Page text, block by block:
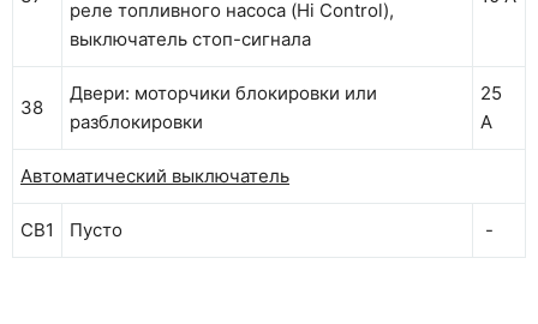
реле топливного насоса (Hi Control),
выключатель стоп-сигнала
38
Двери: моторчики блокировки или
разблокировки
25
А
Автоматический выключатель
CB1 Пусто -